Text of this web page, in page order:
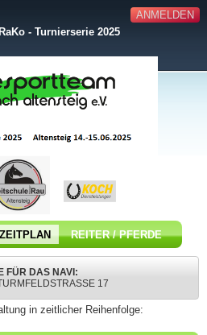
ANMELDEN
- Turnierserie 2025
ZEITPLAN REITER / PFERDE
FÜR DAS NAVI:
17
in zeitlicher Reihenfolge: